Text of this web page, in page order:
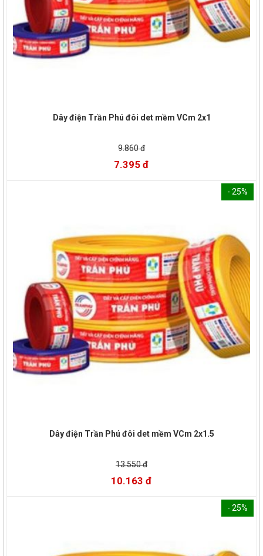
Dây điện Trần Phú đôi det mềm VCm 2x1
9.860 đ
7.395 đ
- 25%
Dây điện Trần Phú đôi det mềm VCm 2x1.5
13.550 đ
10.163 đ
- 25%